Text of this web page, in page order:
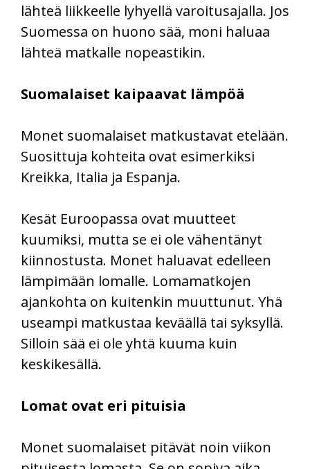
lähteä liikkeelle lyhyellä varoitusajalla. Jos
Suomessa on huono sää, moni haluaa
lähteä matkalle nopeastikin.
Suomalaiset kaipaavat lämpöä
Monet suomalaiset matkustavat etelään.
Suosittuja kohteita ovat esimerkiksi
Kreikka, Italia ja Espanja.
Kesät Euroopassa ovat muutteet
kuumiksi, mutta se ei ole vähentänyt
kiinnostusta. Monet haluavat edelleen
lämpimään lomalle. Lomamatkojen
ajankohta on kuitenkin muuttunut. Yhä
useampi matkustaa keväällä tai syksyllä.
Silloin sää ei ole yhtä kuuma kuin
keskikesällä.
Lomat ovat eri pituisia
Monet suomalaiset pitävät noin viikon